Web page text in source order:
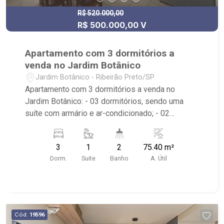
R$ 520.000,00
R$ 500.000,00 V
Apartamento com 3 dormitórios a
venda no Jardim Botânico
Jardim Botânico - Ribeirão Preto/SP
Apartamento com 3 dormitórios a venda no
Jardim Botânico: - 03 dormitórios, sendo uma
suíte com armário e ar-condicionado; - 02
Serviço; - Condomínio: Portaria 24hrs, Piscina
(Adulto / Infantil), Sauna, Campo de Futebol,
Playground, 2 Áreas de Churrasco, Salão de
3
Dorm.
1
Suite
2
Banho
75.40 m²
A. Útil
Cód. 19596